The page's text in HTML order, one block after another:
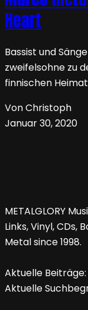
Heart
Bassist und
zweifelsohne zu
finnischen
Von Christoph
Januar 30, 2020
METALGLORY
Links, Vinyl, CDs,
Metal since 1998.
Aktuelle Beiträge:
Aktuelle